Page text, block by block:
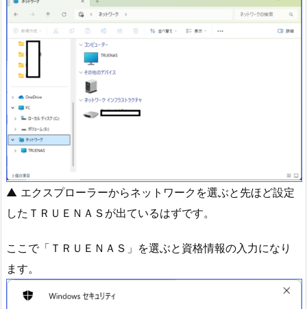
▲ エクスプローラーからネットワークを選ぶと先ほど設定
したＴＲＵＥＮＡＳが出ているはずです。
ここで「ＴＲＵＥＮＡＳ」を選ぶと資格情報の入力になり
ます。